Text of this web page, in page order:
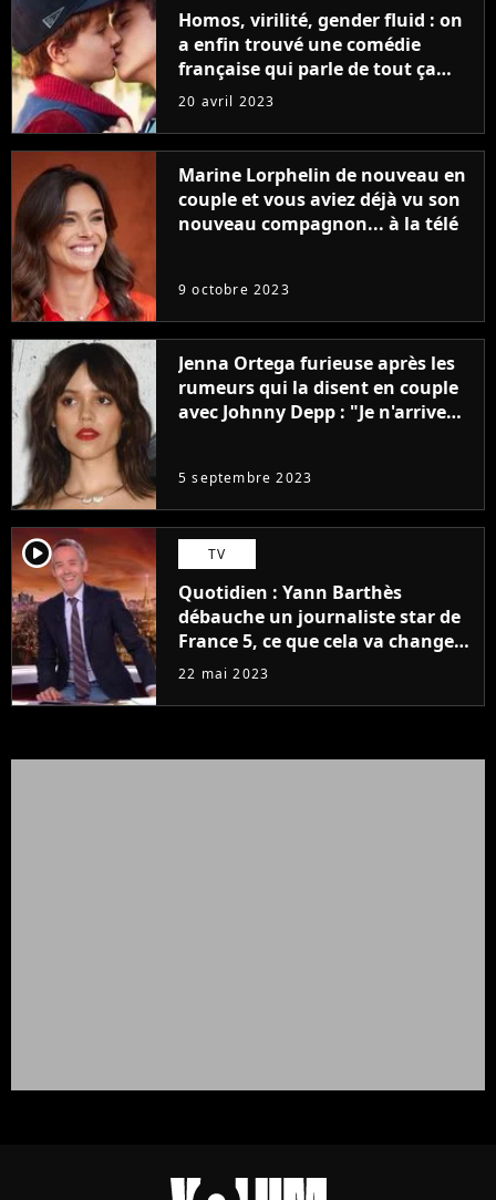
Homos, virilité, gender fluid : on
a enfin trouvé une comédie
française qui parle de tout ça
sans être super ringarde
20 avril 2023
Marine Lorphelin de nouveau en
couple et vous aviez déjà vu son
nouveau compagnon... à la télé
9 octobre 2023
Jenna Ortega furieuse après les
rumeurs qui la disent en couple
avec Johnny Depp : "Je n'arrive
5 septembre 2023
player2 TV
Quotidien : Yann Barthès
débauche un journaliste star de
France 5, ce que cela va changer
à la rentrée
22 mai 2023